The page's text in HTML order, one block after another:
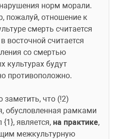
норм морали.
пожалуй, отношение к
смерть считается
восточной считается
со смертью
культурах будут
противоположно.
что (!2)
обусловленная рамками
является, на практике,
межкультурную